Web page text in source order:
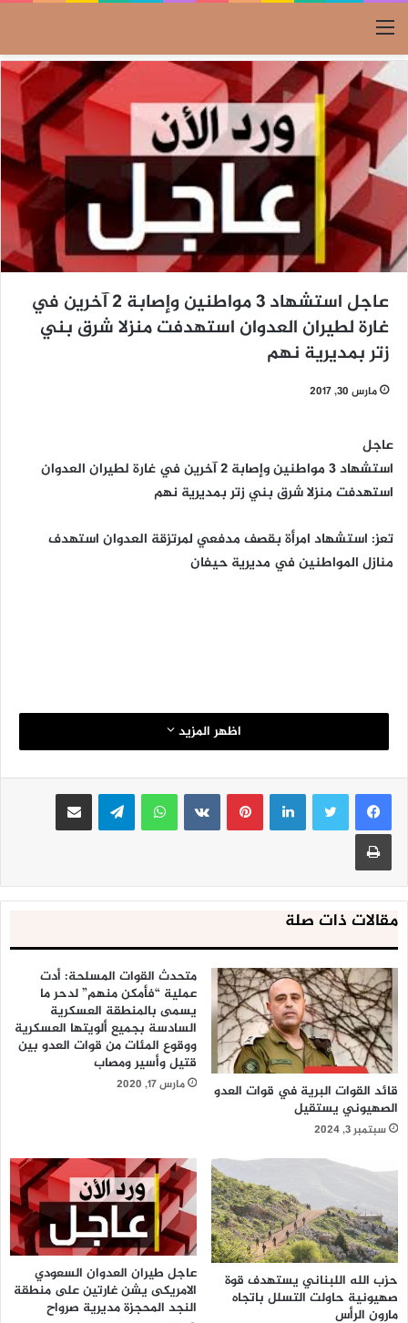
القائمة
عاجل استشهاد 3 مواطنين وإصابة 2 آخرين في
غارة لطيران العدوان استهدفت منزلا شرق بني
زتر بمديرية نهم
مارس 30, 2017
عاجل
استشهاد 3 مواطنين وإصابة 2 آخرين في غارة لطيران العدوان
استهدفت منزلا شرق بني زتر بمديرية نهم
تعز: استشهاد امرأة بقصف مدفعي لمرتزقة العدوان استهدف
منازل المواطنين في مديرية حيفان
اظهر المزيد
لينكدإنبينتيريست واتساب تيلقرام مشاركة عبر البريد
طباعة
مقالات ذات صلة
قائد القوات البرية في قوات العدو
الصهيوني يستقيل
سبتمبر 3, 2024
متحدث القوات المسلحة: أدت
عملية “فأمكن منهم” لدحر ما
يسمى بالمنطقة العسكرية
السادسة بجميع ألويتها العسكرية
ووقوع المئات من قوات العدو بين
قتيل وأسير ومصاب
مارس 17, 2020
حزب الله اللبناني يستهدف قوة
صهيونية حاولت التسلل باتجاه
مارون الرأس
عاجل طيران العدوان السعودي
الامريكى يشن غارتين على منطقة
النجد المحجزة مديرية صرواح